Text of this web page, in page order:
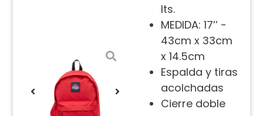
lts.
MEDIDA: 17’’ -
43cm x 33cm
x 14.5cm
Espalda y tiras
acolchadas
Cierre doble